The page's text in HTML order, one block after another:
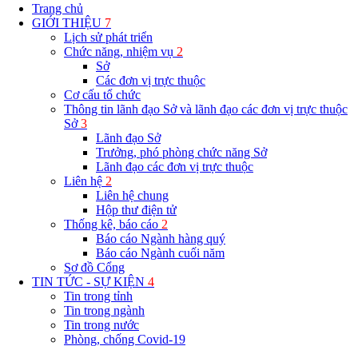
Trang chủ
GIỚI THIỆU 7
Lịch sử phát triển
Chức năng, nhiệm vụ 2
Sở
Các đơn vị trực thuộc
Cơ cấu tổ chức
Thông tin lãnh đạo Sở và lãnh đạo các đơn vị trực thuộc
Sở3
Lãnh đạo Sở
Trưởng, phó phòng chức năng Sở
Lãnh đạo các đơn vị trực thuộc
Liên hệ 2
Liên hệ chung
Hộp thư điện tử
Thống kê, báo cáo 2
Báo cáo Ngành hàng quý
Báo cáo Ngành cuối năm
Sơ đồ Cổng
TIN TỨC - SỰ KIỆN 4
Tin trong tỉnh
Tin trong ngành
Tin trong nước
Phòng, chống Covid-19